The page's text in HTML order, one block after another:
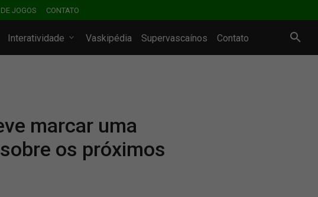
JOGOS CONTATO
Interatividade Vaskipédia Supervascaínos Contato
marcar uma
os próximos